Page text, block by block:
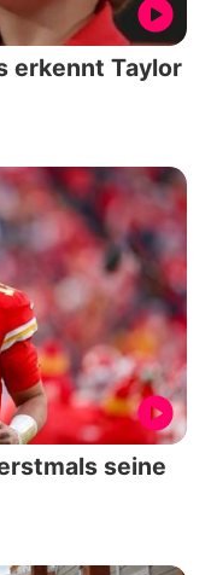
erkennt Taylor
seine